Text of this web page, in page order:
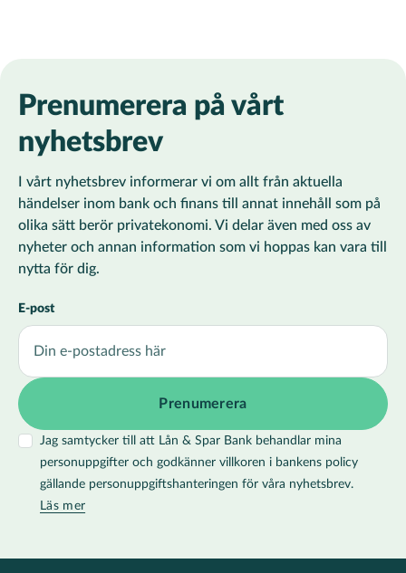
Prenumerera på vårt
nyhetsbrev
I vårt nyhetsbrev informerar vi om allt från aktuella
händelser inom bank och finans till annat innehåll som på
olika sätt berör privatekonomi. Vi delar även med oss av
nyheter och annan information som vi hoppas kan vara till
nytta för dig.
E-post
Jag samtycker till att Lån & Spar Bank behandlar mina
personuppgifter och godkänner villkoren i bankens policy
gällande personuppgiftshanteringen för våra nyhetsbrev.
Läs mer